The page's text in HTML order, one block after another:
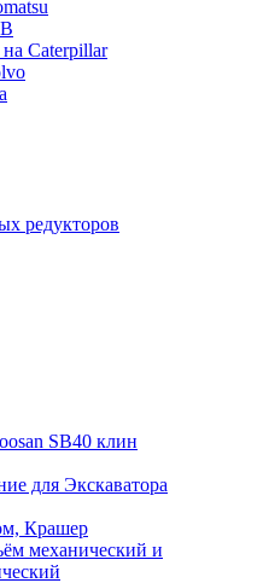
Caterpillar
редукторов
SB40 клин
для Экскаватора
Крашер
механический и